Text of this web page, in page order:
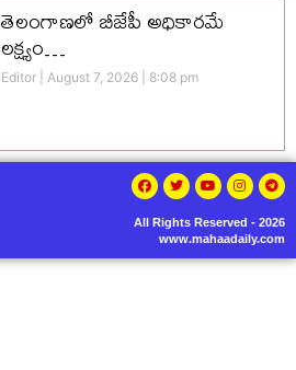
తెలంగాణలో బీజేపీ అధికారమే
లక్ష్యం…
Editor August 7, 2026 8:08 pm
All Rights Reserved - 2026
www.mahaadaily.com